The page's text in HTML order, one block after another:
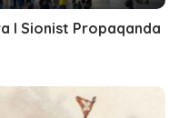
I Sionist Propaqanda